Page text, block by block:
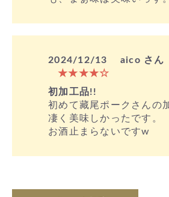
2024/12/13
aico さん
★★★★☆
初加工品!!
初めて藏尾ポークさんの
凄く美味しかったです。
お酒止まらないですw